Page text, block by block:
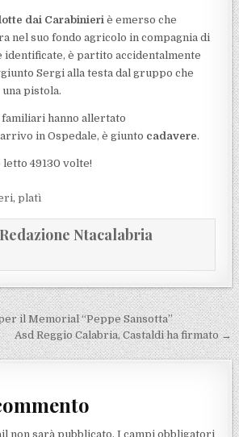
dai Carabinieriè emerso che
nel suo fondo agricolo in compagnia di
è partito accidentalmente
Sergi alla testa dal gruppo che
pistola.
hanno allertato
in Ospedale, è giunto cadavere.
letto 49130 volte!
,platì
Redazione Ntacalabria
articoli
il Memorial “Peppe Sansotta”
Asd Reggio Calabria, Castaldi ha firmato →
non sarà pubblicato. I campi obbligatori